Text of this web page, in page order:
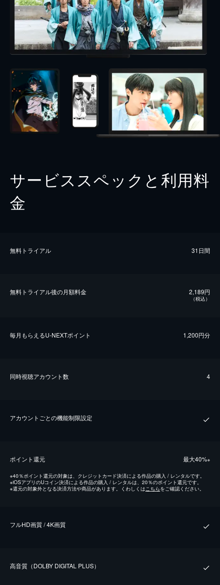
サービススペックと利用料
金
無料トライアル 31日間
無料トライアル後の⽉額料金 2,189円
（税込）
毎⽉もらえるU-NEXTポイント 1,200円分
同時視聴アカウント数 4
アカウントごとの機能制限設定
ポイント還元 最⼤40%※
※40％ポイント還元の対象は、クレジットカード決済による作品の購入 / レンタルです。
※iOSアプリのUコイン決済による作品の購入 / レンタルは、20％のポイント還元です。
※還元の対象外となる決済方法や商品があります。くわしくはこちらをご確認ください。
フルHD画質 / 4K画質
⾼⾳質（DOLBY DIGITAL PLUS）